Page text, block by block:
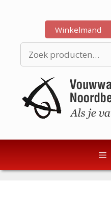
inhoud
inhoud
Winkelmand
naar: